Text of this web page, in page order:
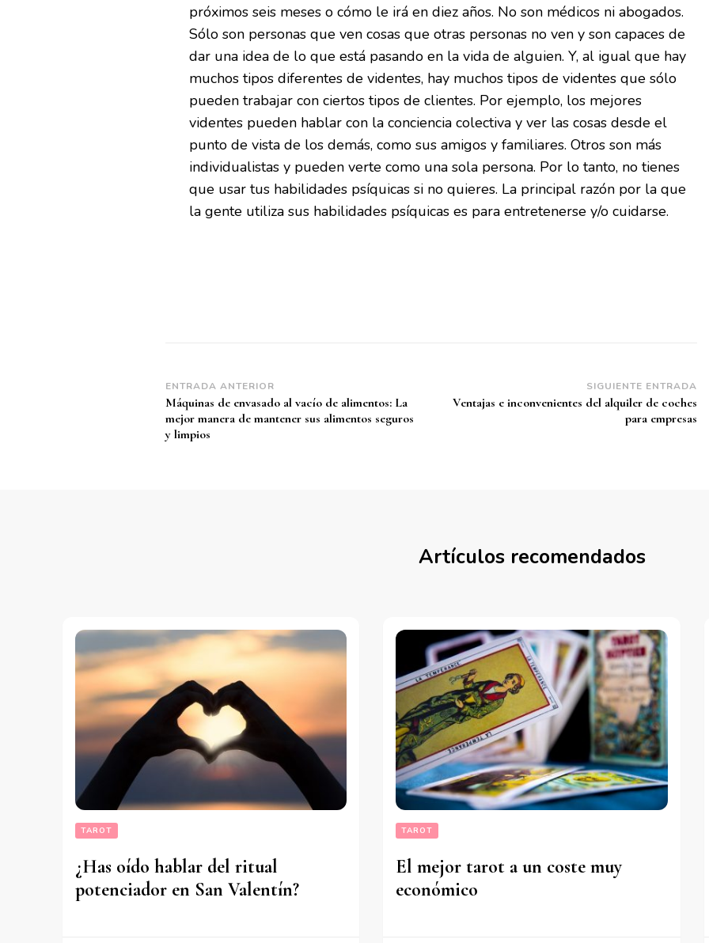
próximos seis meses o cómo le irá en diez años. No son médicos ni abogados.
Sólo son personas que ven cosas que otras personas no ven y son capaces de
dar una idea de lo que está pasando en la vida de alguien. Y, al igual que hay
muchos tipos diferentes de videntes, hay muchos tipos de videntes que sólo
pueden trabajar con ciertos tipos de clientes. Por ejemplo, los mejores
videntes pueden hablar con la conciencia colectiva y ver las cosas desde el
punto de vista de los demás, como sus amigos y familiares. Otros son más
individualistas y pueden verte como una sola persona. Por lo tanto, no tienes
que usar tus habilidades psíquicas si no quieres. La principal razón por la que
la gente utiliza sus habilidades psíquicas es para entretenerse y/o cuidarse.
Navegación
de
entradas
ENTRADA ANTERIOR
Máquinas de envasado al vacío de alimentos: La
mejor manera de mantener sus alimentos seguros
y limpios
SIGUIENTE ENTRADA
Ventajas e inconvenientes del alquiler de coches
para empresas
Artículos recomendados
TAROT
¿Has oído hablar del ritual
potenciador en San Valentín?
TAROT
El mejor tarot a un coste muy
económico